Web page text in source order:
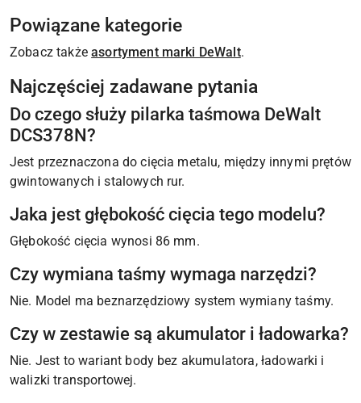
Powiązane kategorie
Zobacz takżeasortyment marki DeWalt.
Najczęściej zadawane pytania
Do czego służy pilarka taśmowa DeWalt
DCS378N?
Jest przeznaczona do cięcia metalu, między innymi prętów
gwintowanych i stalowych rur.
Jaka jest głębokość cięcia tego modelu?
Głębokość cięcia wynosi 86 mm.
Czy wymiana taśmy wymaga narzędzi?
Nie. Model ma beznarzędziowy system wymiany taśmy.
Czy w zestawie są akumulator i ładowarka?
Nie. Jest to wariant body bez akumulatora, ładowarki i
walizki transportowej.